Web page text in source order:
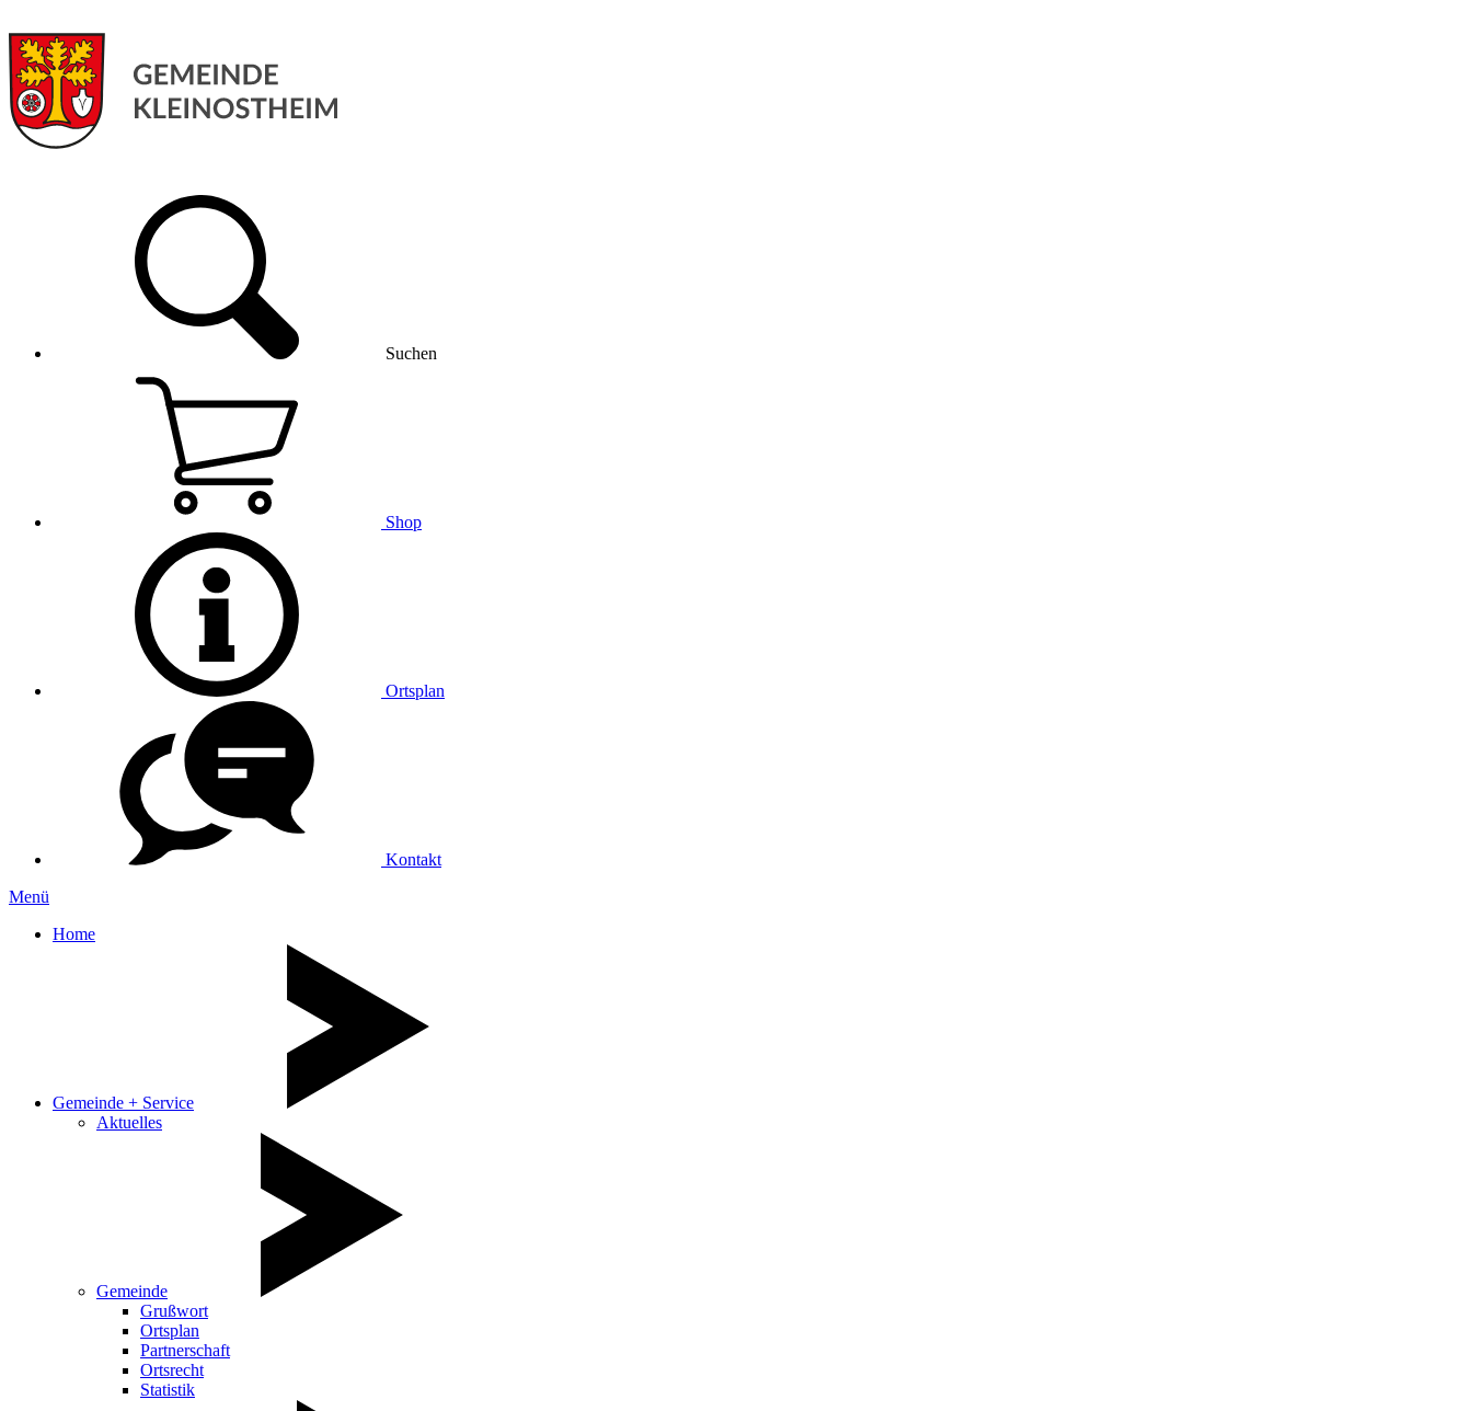
Suchen
Shop
Ortsplan
Kontakt
Menü
Home
Gemeinde + Service
Aktuelles
Gemeinde
Grußwort
Ortsplan
Partnerschaft
Ortsrecht
Statistik